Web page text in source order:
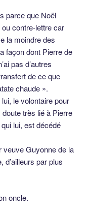
parce que Noël
contre-lettre car
la moindre des
façon dont Pierre de
pas d’autres
de ce que
chaude ».
le volontaire pour
très lié à Pierre
lui, est décédé
veuve Guyonne de la
d’ailleurs par plus
oncle.